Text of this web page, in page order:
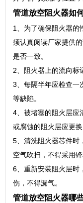
管道放空阻火器如
1、为了确保阻火器的
须认真阅读厂家提供
是否一致。
2、阻火器上的流向标
3、每隔半年应检查一
等缺陷。
4、被堵塞的阻火层应
或腐蚀的阻火层应更换
5、清洗阻火器芯件时
空气吹扫，不得采用锋
6、重新安装阻火层时
伤，不得漏气。
管道放空阻火器哪